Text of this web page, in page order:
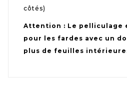
côtés)
Attention : Le pelliculage
pour les fardes avec un
plus de feuilles